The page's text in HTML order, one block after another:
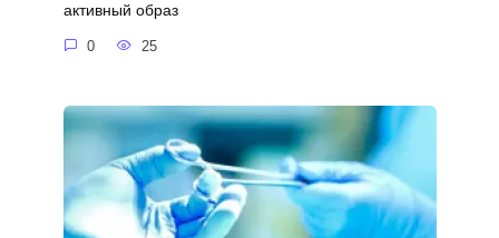
активный образ
0 25